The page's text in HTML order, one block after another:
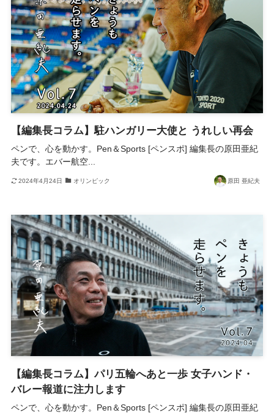
【編集長コラム】駐ハンガリー大使と うれしい再会
ペンで、心を動かす。Pen＆Sports [ペンスポ] 編集長の原田亜紀
夫です。エバー航空...
2024年4月24日 オリンピック 原田 亜紀夫
【編集長コラム】パリ五輪へあと一歩 女子ハンド・
バレー報道に注力します
ペンで、心を動かす。Pen＆Sports [ペンスポ] 編集長の原田亜紀